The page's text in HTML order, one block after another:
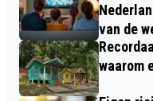
van de
waarom